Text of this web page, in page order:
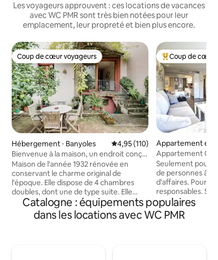
Les voyageurs approuvent : ces locations de vacances
avec WC PMR sont très bien notées pour leur
emplacement, leur propreté et bien plus encore.
Coup de cœur voyageurs
Coup de cœur voyageurs
Hébergement ⋅ Banyoles Évaluation moyenne sur la
4,95 (110)
Bienvenue à la maison, un endroit conçu
pour en profiter
Maison de l'année 1932 rénovée en
conservant le charme original de
l'époque. Elle dispose de 4 chambres
doubles, dont une de type suite. Elle
dispose d'une buanderie et d'un grenier
utilisé comme salle d'étude,
bibliothèque, salle de sport et avec
Coups de cœur
Coup de cœur
Appartement en
⋅ Barcelone
Appartement
inspirations
central et sûr.
Seulement pour
de personnes
d'affaires. Pour
responsables. Si
pour faire la fête,
autre
confortable,
Catalogne : équipements populaires
dans les locations avec WC PMR